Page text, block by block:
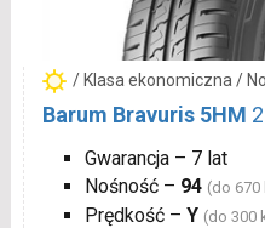
/ Klasa ekonomiczna /
Barum Bravuris 5HM
Gwarancja – 7 lat
Nośność – 94 (do
Prędkość – Y (do 300